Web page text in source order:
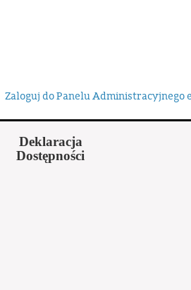
Zaloguj do Panelu Administracyjnego
Deklaracja
Dostępności